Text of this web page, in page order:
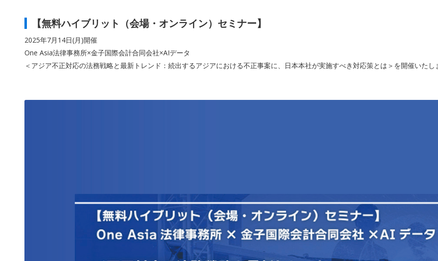
【無料ハイブリット（会場・オンライン）セミナー】
2025年7月14日(月)開催
One Asia法律事務所×金子国際会計合同会社×AIデータ
＜アジア不正対応の法務戦略と最新トレンド：続出するアジアにおける不正事案に、日本本社が実施すべき対応策とは＞を開催いたし